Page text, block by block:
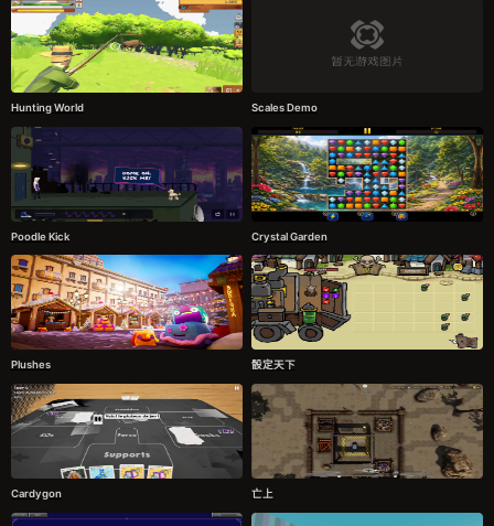
Hunting World Scales Demo
Poodle Kick Crystal Garden
Plushes 骰定天下
Cardygon 亡上